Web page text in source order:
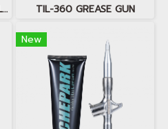
BIC-270 TIRE MOUNTING LUBRICANT TIL-360 GREASE GUN
New